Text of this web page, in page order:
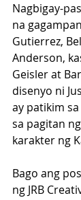
Nagbigay-
na
Gutierrez,
Anderson,
Geisler at
disenyo ni
ay patikim
sa pagitan
karakter ng
Bago ang
ng JRB